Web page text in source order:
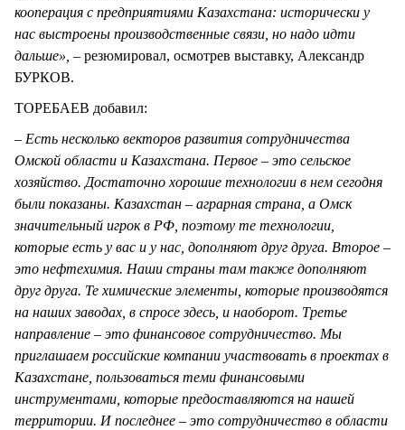
кооперация с предприятиями Казахстана: исторически у
нас выстроены производственные связи, но надо идти
дальше», – резюмировал, осмотрев выставку, Александр
БУРКОВ.
ТОРЕБАЕВ добавил:
– Есть несколько векторов развития сотрудничества
Омской области и Казахстана. Первое – это сельское
хозяйство. Достаточно хорошие технологии в нем сегодня
были показаны. Казахстан – аграрная страна, а Омск
значительный игрок в РФ, поэтому те технологии,
которые есть у вас и у нас, дополняют друг друга. Второе –
это нефтехимия. Наши страны там также дополняют
друг друга. Те химические элементы, которые производятся
на наших заводах, в спросе здесь, и наоборот. Третье
направление – это финансовое сотрудничество. Мы
приглашаем российские компании участвовать в проектах в
Казахстане, пользоваться теми финансовыми
инструментами, которые предоставляются на нашей
территории. И последнее – это сотрудничество в области